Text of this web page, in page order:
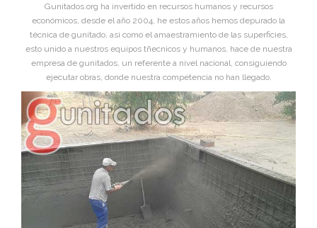
Gunitados.org ha invertido en recursos humanos y recursos
económicos, desde el año 2004, he estos años hemos depurado la
técnica de gunitado, asi como el amaestramiento de las superficies,
esto unido a nuestros equipos tñecnicos y humanos, hace de nuestra
empresa de gunitados, un referente a nivel nacional, consiguiendo
ejecutar obras, donde nuestra competencia no han llegado.